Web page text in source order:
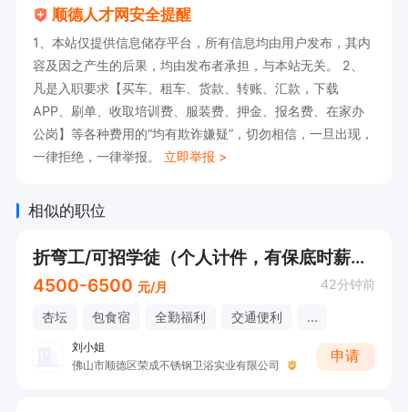
顺德人才网安全提醒
1、本站仅提供信息储存平台，所有信息均由用户发布，其内
容及因之产生的后果，均由发布者承担，与本站无关。 2、
凡是入职要求【买车、租车、货款、转账、汇款，下载
APP、刷单、收取培训费、服装费、押金、报名费、在家办
公岗】等各种费用的“均有欺诈嫌疑”，切勿相信，一旦出现，
一律拒绝，一律举报。 立即举报 >
相似的职位
折弯工/可招学徒（个人计件，有保底时薪，提供食宿）
4500-6500 元/月 42分钟前
杏坛 包食宿 全勤福利 交通便利 ...
刘小姐
佛山市顺德区荣成不锈钢卫浴实业有限公司
申请